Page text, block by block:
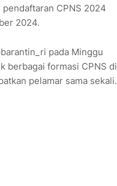
CPNS 2024
2024.
pada Minggu
berbagai formasi CPNS di
pelamar sama sekali.